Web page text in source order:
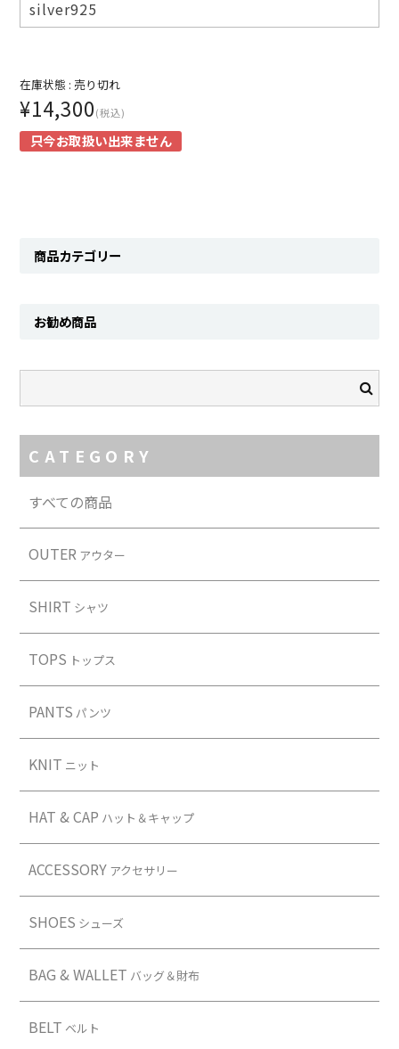
URU TOKYO【ウル トーキョー】
WEST’S OVERALLS【ウエストオーバーオールズ】
ITEM
SHIRT
SHOES
BAG & WALLET
OTHER
About
Contact
在庫状態 : 売り切れ
¥14,300(税込)
只今お取扱い出来ません
商品カテゴリー
お勧め商品
CATEGORY
すべての商品
OUTER アウター
SHIRT シャツ
TOPS トップス
PANTS パンツ
KNIT ニット
HAT & CAP ハット＆キャップ
ACCESSORY アクセサリー
SHOES シューズ
BAG & WALLET バッグ＆財布
BELT ベルト